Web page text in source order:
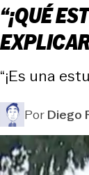
“¡QUÉ
“¡Es una
PorDiego